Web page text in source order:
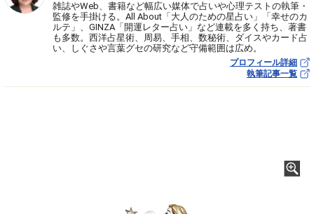
雑誌やWeb、書籍など幅広い媒体で占いや心理テストの執筆・
監修を手掛ける。All About「大人のための星占い」「幸せのカ
ルテ」、GINZA「開運レター占い」など連載を多く持ち、著書
も多数。西洋占星術、周易、手相、数秘術、ダイスやカード占
い、しぐさや言葉グセの研究など守備範囲は広め。
プロフィール詳細
執筆記事一覧